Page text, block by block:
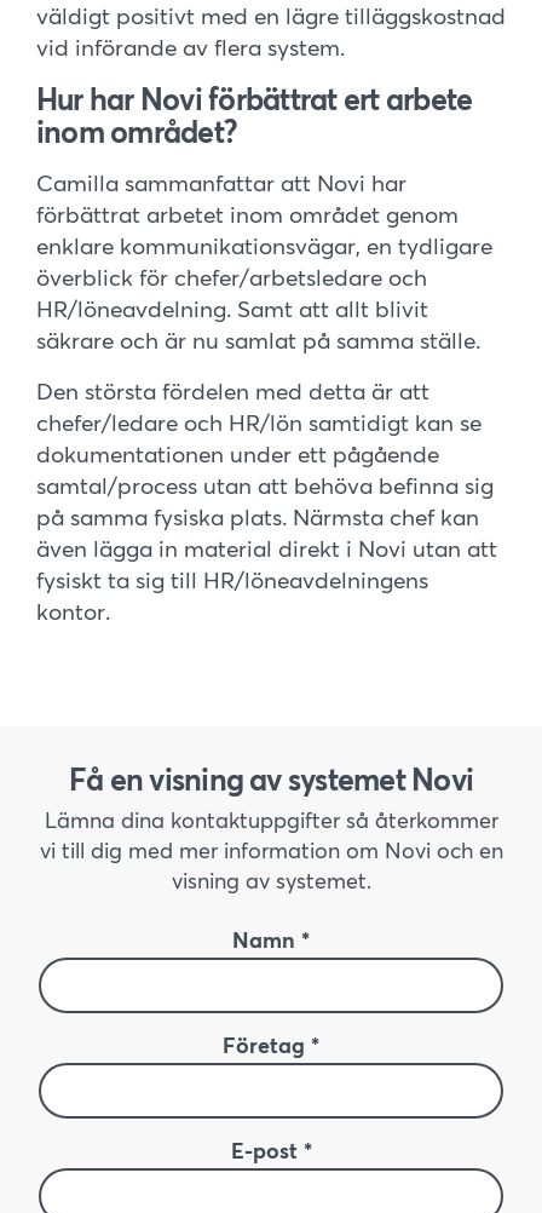
väldigt positivt med en lägre tilläggskostnad
vid införande av flera system.
Hur har Novi förbättrat ert arbete
inom området?
Camilla sammanfattar att Novi har
förbättrat arbetet inom området genom
enklare kommunikationsvägar, en tydligare
överblick för chefer/arbetsledare och
HR/löneavdelning. Samt att allt blivit
säkrare och är nu samlat på samma ställe.
Den största fördelen med detta är att
chefer/ledare och HR/lön samtidigt kan se
dokumentationen under ett pågående
samtal/process utan att behöva befinna sig
på samma fysiska plats. Närmsta chef kan
även lägga in material direkt i Novi utan att
fysiskt ta sig till HR/löneavdelningens
kontor.
Få en visning av systemet Novi
Lämna dina kontaktuppgifter så återkommer
vi till dig med mer information om Novi och en
visning av systemet.
Namn *
Företag *
E-post *